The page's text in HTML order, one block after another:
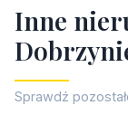
Inne nier
Dobrzyni
Sprawdź